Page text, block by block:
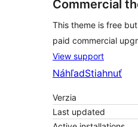
Commercial
This theme is free
paid commercial
View support
NáhľadStiahnuť
Verzia
Last updated